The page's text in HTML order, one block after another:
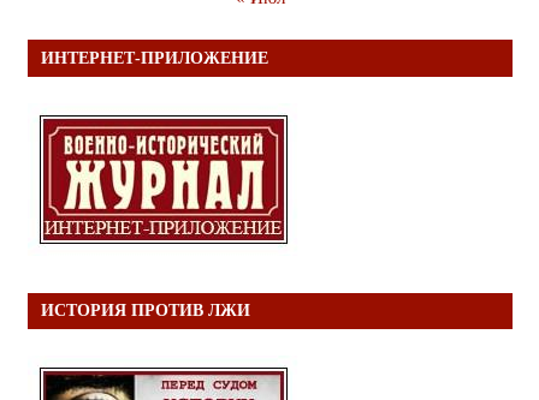
ИНТЕРНЕТ-ПРИЛОЖЕНИЕ
ИСТОРИЯ ПРОТИВ ЛЖИ